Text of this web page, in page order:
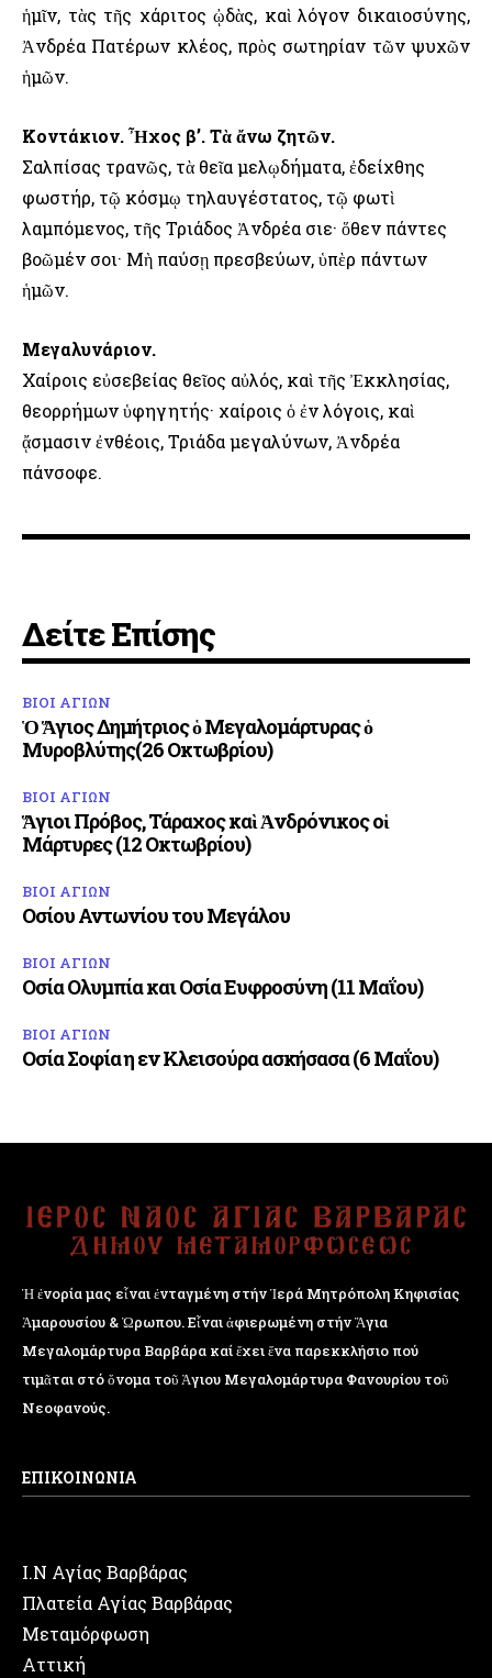
ἡμῖν, τὰς τῆς χάριτος ᾠδὰς, καὶ λόγον δικαιοσύνης,
Ἀνδρέα Πατέρων κλέος, πρὸς σωτηρίαν τῶν ψυχῶν
ἡμῶν.
Κοντάκιον. Ἦχος β’. Τὰ ἄνω ζητῶν.
Σαλπίσας τρανῶς, τὰ θεῖα μελῳδήματα, ἐδείχθης
φωστήρ, τῷ κόσμῳ τηλαυγέστατος, τῷ φωτὶ
λαμπόμενος, τῆς Τριάδος Ἀνδρέα Ὅσιε· ὅθεν πάντες
βοῶμέν σοι· Μὴ παύσῃ πρεσβεύων, ὑπὲρ πάντων
ἡμῶν.
Μεγαλυνάριον.
Χαίροις εὐσεβείας θεῖος αὐλός, καὶ τῆς Ἐκκλησίας,
θεορρήμων ὑφηγητής· χαίροις ὁ ἐν λόγοις, καὶ
ᾄσμασιν ἐνθέοις, Τριάδα μεγαλύνων, Ἀνδρέα
πάνσοφε.
Δείτε Επίσης
ΒΙΟΙ ΑΓΙΩΝ
Ὁ Ἅγιος Δημήτριος ὁ Μεγαλομάρτυρας ὁ
Μυροβλύτης(26 Οκτωβρίου)
ΒΙΟΙ ΑΓΙΩΝ
Ἅγιοι Πρόβος, Τάραχος καὶ Ἀνδρόνικος οἱ
Μάρτυρες (12 Οκτωβρίου)
ΒΙΟΙ ΑΓΙΩΝ
Οσίου Αντωνίου του Μεγάλου
ΒΙΟΙ ΑΓΙΩΝ
Οσία Ολυμπία και Οσία Ευφροσύνη (11 Μαΐου)
ΒΙΟΙ ΑΓΙΩΝ
Οσία Σοφία η εν Κλεισούρα ασκήσασα (6 Μαΐου)
Ἡ ἐνορία μας εἶναι ἐνταγμένη στήν Ἱερά Μητρόπολη Κηφισίας
Ἁμαρουσίου & Ὠρωπου. Εἶναι ἀφιερωμένη στήν Ἅγια
Μεγαλομάρτυρα Βαρβάρα καί ἔχει ἕνα παρεκκλήσιο πού
τιμᾶται στό ὄνομα τοῦ Ἁγιου Μεγαλομάρτυρα Φανουρίου τοῦ
Νεοφανούς.
ΕΠΙΚΟΙΝΩΝΙΑ
Ι.Ν Αγίας Βαρβάρας
Πλατεία Αγίας Βαρβάρας
Μεταμόρφωση
Αττική